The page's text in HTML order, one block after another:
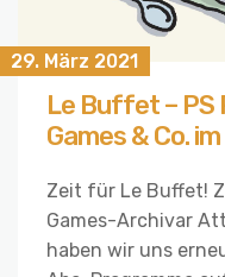
29. März 2021
Le Buffet – PS
Games & Co.
Zeit für Le Buffet!
Games-Archivar
haben wir uns